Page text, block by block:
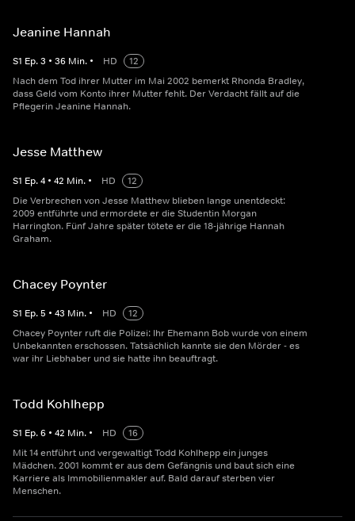
Jeanine Hannah
S1 Ep.3 • 36 Min. • HD
12
Nach dem Tod ihrer Mutter im Mai 2002 bemerkt Rhonda Bradley,
dass Geld vom Konto ihrer Mutter fehlt. Der Verdacht fällt auf die
Pflegerin Jeanine Hannah.
Jesse Matthew
S1 Ep.4 • 42 Min. • HD
12
Die Verbrechen von Jesse Matthew blieben lange unentdeckt:
2009 entführte und ermordete er die Studentin Morgan
Harrington. Fünf Jahre später tötete er die 18-jährige Hannah
Graham.
Chacey Poynter
S1 Ep.5 • 43 Min. • HD
12
Chacey Poynter ruft die Polizei: Ihr Ehemann Bob wurde von einem
Unbekannten erschossen. Tatsächlich kannte sie den Mörder - es
war ihr Liebhaber und sie hatte ihn beauftragt.
Todd Kohlhepp
S1 Ep.6 • 42 Min. • HD
16
Mit 14 entführt und vergewaltigt Todd Kohlhepp ein junges
Mädchen. 2001 kommt er aus dem Gefängnis und baut sich eine
Karriere als Immobilienmakler auf. Bald darauf sterben vier
Menschen.